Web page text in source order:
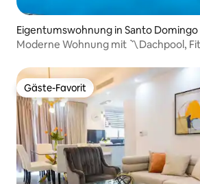
Eigentumswohnung in Santo Domingo
Moderne Wohnung mit 〽️Dachpool,
Gäste-Favorit
Gäste-Favorit